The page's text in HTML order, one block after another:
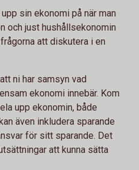
sin ekonomi på när man
och just hushållsekonomin
att diskutera i en
ni har samsyn vad
ekonomi innebär. Kom
upp ekonomin, både
även inkludera sparande
för sitt sparande. Det
att kunna sätta